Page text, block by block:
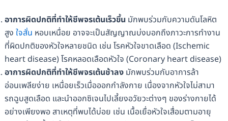
อาการผิดปกติที่ทำให้ชีพจรเต้นเร็วขึ้น มักพบร่วมกับความดันโลหิต
สูง ใจสั่น หอบเหนื่อย อาจจะเป็นสัญญาณบ่งบอกถึงภาวะการทำงาน
ที่ผิดปกติของหัวใจหลายชนิด เช่น โรคหัวใจขาดเลือด (Ischemic
heart disease) โรคหลอดเลือดหัวใจ (Coronary heart disease)
อาการผิดปกติที่ทำให้ชีพจรเต้นช้าลงมักพบร่วมกับอาการล้า
อ่อนเพลียง่าย เหนื่อยเร็วเมื่อออกกำลังกาย เนื่องจากหัวใจไม่สามา
รถฉูบสูดเลือด และนำออกซิเจนไปเลี้ยงอวัยวะต่างๆ ของร่างกายได้
อย่างเพียงพอ สาเหตุที่พบได้บ่อย เช่น เนื้อเยื่อหัวใจเสื่อมตามอายุ